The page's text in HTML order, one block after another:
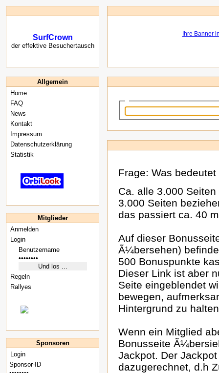
SurfCrown
der effektive Besuchertausch
Allgemein
Home
FAQ
News
Kontakt
Impressum
Datenschutzerklärung
Statistik
Mitglieder
Anmelden
Login
Regeln
Rallyes
Sponsoren
Login
Frage: Was
Ca. alle 3.000
3.000 Seiten
das passiert ca. 40
Auf dieser
Ã¼bersehen)
500 Bonuspunkte
Dieser Link ist aber
Seite eingeblendet
bewegen,
Hintergrund zu
Wenn ein Mitglied
Bonusseite
Jackpot. Der
dazugerechnet, d.h